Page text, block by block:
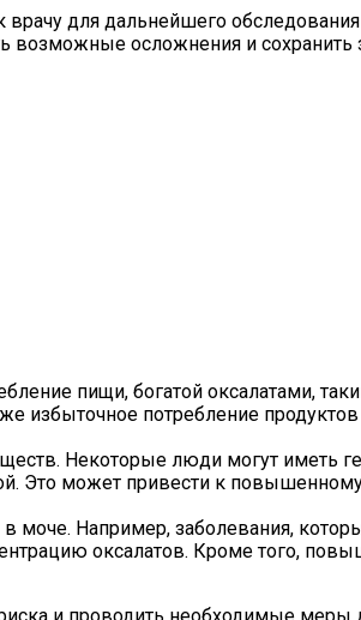
для дальнейшего
возможные осложнения и сохранить
пищи, богатой оксалатами,
избыточное потребление
Некоторые люди могут иметь
Это может привести к
моче. Например, заболевания,
оксалатов. Кроме того,
и проводить необходимые меры